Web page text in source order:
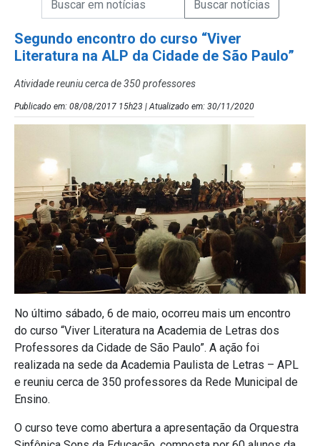
Segundo encontro do curso “Viver
Literatura na ALP da Cidade de São Paulo”
Atividade reuniu cerca de 350 professores
Publicado em: 08/08/2017 15h23 | Atualizado em: 30/11/2020
No último sábado, 6 de maio, ocorreu mais um encontro
do curso “Viver Literatura na Academia de Letras dos
Professores da Cidade de São Paulo”. A ação foi
realizada na sede da Academia Paulista de Letras – APL
e reuniu cerca de 350 professores da Rede Municipal de
Ensino.
O curso teve como abertura a apresentação da Orquestra